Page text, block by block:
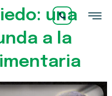
una
a la